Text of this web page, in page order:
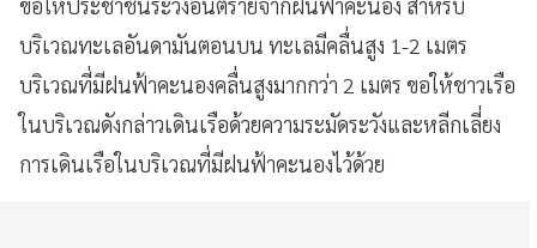
บริเวณทะเลอันดามันตอนบน ทะเลมีคลื่นสูง 1-2 เมตร
บริเวณที่มีฝนฟ้าคะนองคลื่นสูงมากกว่า 2 เมตร ขอให้ชาวเรือ
ในบริเวณดังกล่าวเดินเรือด้วยความระมัดระวังและหลีกเลี่ยง
การเดินเรือในบริเวณที่มีฝนฟ้าคะนองไว้ด้วย